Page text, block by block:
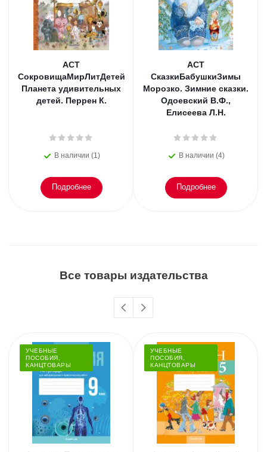
АСТ
СокровищаМирЛитДетей
Планета удивительных
детей. Перрен К.
В наличии (1)
Подробнее
АСТ
СказкиБабушкиЗимы
Морозко. Зимние сказки.
Одоевский В.Ф.,
Елисеева Л.Н.
В наличии (4)
Подробнее
Все товары издательства
УЧЕБНЫЕ
ПОСОБИЯ,
КАНЦТОВАРЫ
УЧЕБНЫЕ
ПОСОБИЯ,
КАНЦТОВАРЫ